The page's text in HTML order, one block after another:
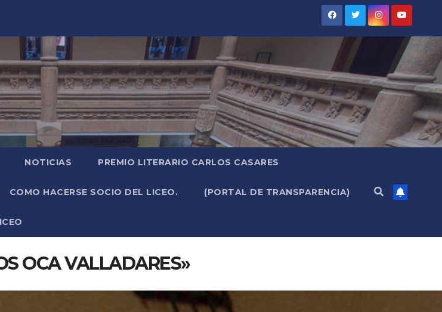
NOTICIAS PREMIO LITERARIO CARLOS CASARES
COMO HACERSE SOCIO DEL LICEO. (PORTAL DE TRANSPARENCIA)
OCA VALLADARES»